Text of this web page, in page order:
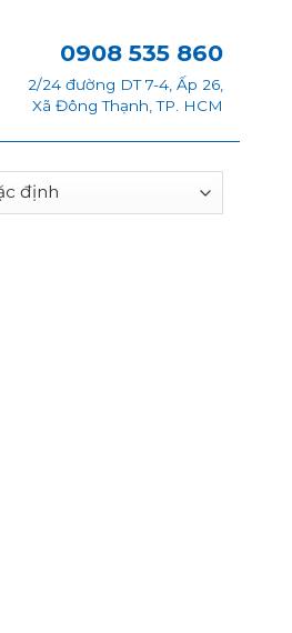
0908 535 860
2/24 đường DT 7-4, Ấp 26,
Xã Đông Thạnh, TP. HCM